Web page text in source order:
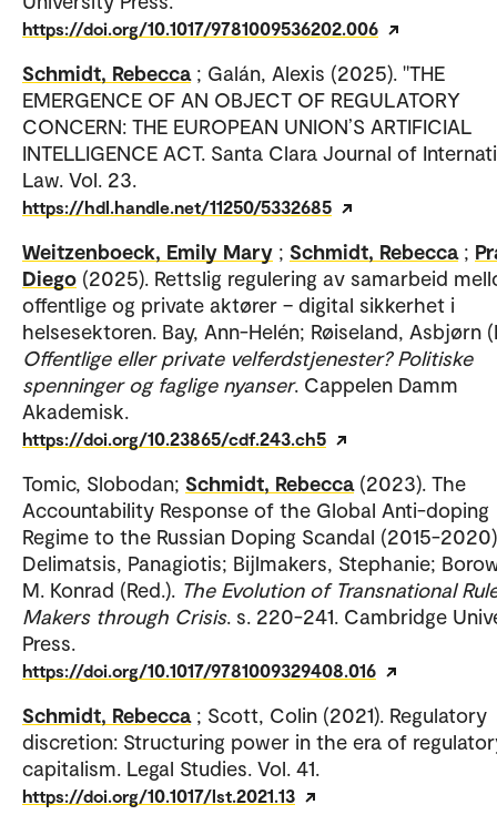
https://doi.org/10.1017/9781009536202.006
Schmidt, Rebecca ; Galán, Alexis (2025). "THE
EMERGENCE OF AN OBJECT OF REGULATORY
CONCERN: THE EUROPEAN UNION’S ARTIFICIAL
INTELLIGENCE ACT. Santa Clara Journal of
Law. Vol. 23.
https://hdl.handle.net/11250/5332685
Weitzenboeck, Emily Mary ; Schmidt, Rebecca ;
Diego (2025). Rettslig regulering av samarbeid
offentlige og private aktører – digital sikkerhet i
helsesektoren. Bay, Ann-Helén; Røiseland, Asbjørn
Offentlige eller private velferdstjenester? Politiske
spenninger og faglige nyanser. Cappelen Damm
Akademisk.
https://doi.org/10.23865/cdf.243.ch5
Tomic, Slobodan; Schmidt, Rebecca (2023). The
Accountability Response of the Global Anti-doping
Regime to the Russian Doping Scandal (2015-
Delimatsis, Panagiotis; Bijlmakers, Stephanie;
M. Konrad (Red.). The Evolution of Transnational
Makers through Crisis. s. 220-241. Cambridge
Press.
https://doi.org/10.1017/9781009329408.016
Schmidt, Rebecca ; Scott, Colin (2021). Regulatory
discretion: Structuring power in the era of
capitalism. Legal Studies. Vol. 41.
https://doi.org/10.1017/lst.2021.13